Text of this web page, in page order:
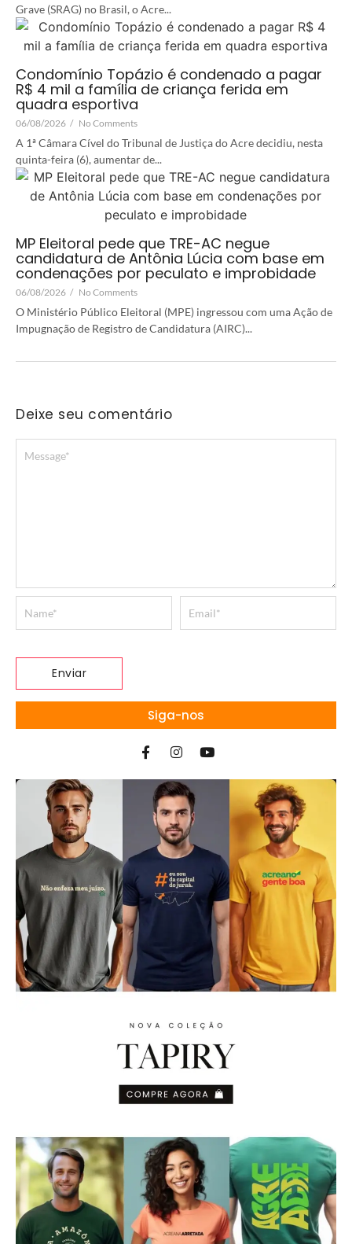
Grave (SRAG) no Brasil, o Acre...
Condomínio Topázio é condenado a pagar
R$ 4 mil a família de criança ferida em
quadra esportiva
06/08/2026 / No Comments
A 1ª Câmara Cível do Tribunal de Justiça do Acre decidiu, nesta
quinta-feira (6), aumentar de...
MP Eleitoral pede que TRE-AC negue
candidatura de Antônia Lúcia com base em
condenações por peculato e improbidade
06/08/2026 / No Comments
O Ministério Público Eleitoral (MPE) ingressou com uma Ação de
Impugnação de Registro de Candidatura (AIRC)...
Deixe seu comentário
Siga-nos